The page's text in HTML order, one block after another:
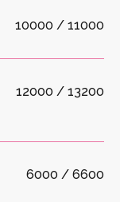
10000 / 11000
12000 / 13200
6000 / 6600